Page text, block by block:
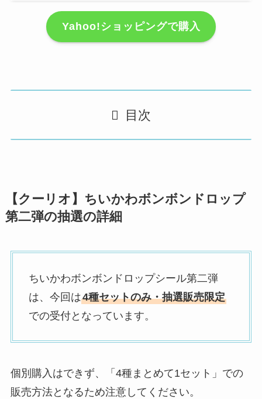
Yahoo!ショッピングで購入
目次
【クーリオ】ちいかわボンボンドロップ
第二弾の抽選の詳細
ちいかわボンボンドロップシール第二弾
は、今回は4種セットのみ・抽選販売限定
での受付となっています。
個別購入はできず、「4種まとめて1セット」での
販売方法となるため注意してください。